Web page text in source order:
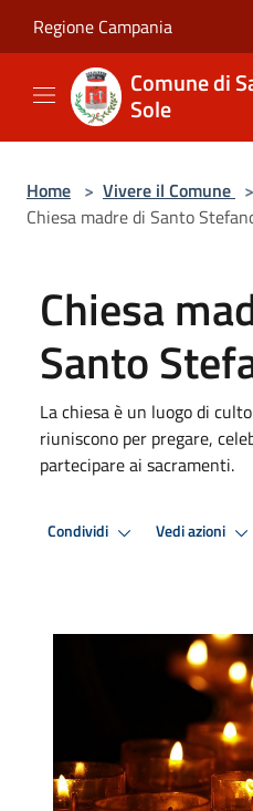
Regione Campania
Comune di
Sole
Home > Vivere il Comune >
Chiesa madre di Santo
Chiesa
Santo
La chiesa è un luogo di
riuniscono per pregare,
partecipare ai sacramenti.
Condividi Vedi azioni